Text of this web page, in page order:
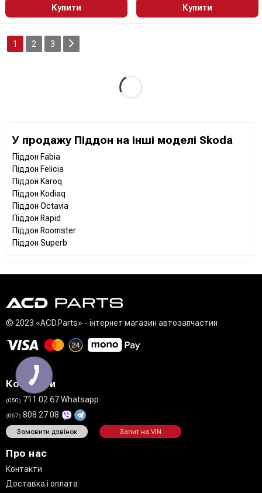
Купити Купити
1 2 3
У продажу Піддон на інші моделі Skoda
Піддон Fabia
Піддон Felicia
Піддон Karoq
Піддон Kodiaq
Піддон Octavia
Піддон Rapid
Піддон Roomster
Піддон Superb
© 2023 «ACD.Parts» - інтернет магазин автозапчастин
Контакти
(050) 711 02 67 Whatsapp
(067) 808 27 08
Замовити дзвінок Запит на VIN
Про нас
Контакти
Доставка і оплата